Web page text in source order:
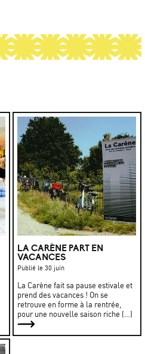
LA CARÈNE PART EN
VACANCES
Publié le 30 juin
La Carène fait sa pause estivale et
prend des vacances ! On se
retrouve en forme à la rentrée,
pour une nouvelle saison riche (…)